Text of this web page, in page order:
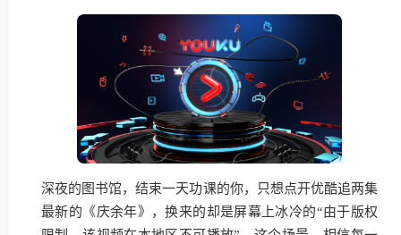
深夜的图书馆，结束一天功课的你，只想点开优酷追两集
最新的《庆余年》，换来的却是屏幕上冰冷的“由于版权